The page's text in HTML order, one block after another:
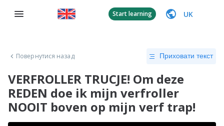
Start learning UK
Повернутися назад Приховати текст
VERFROLLER TRUCJE! Om deze
REDEN doe ik mijn verfroller
NOOIT boven op mijn verf trap!